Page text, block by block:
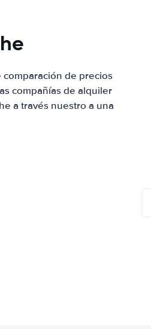
de precios
compañías de alquiler
a través nuestro a una